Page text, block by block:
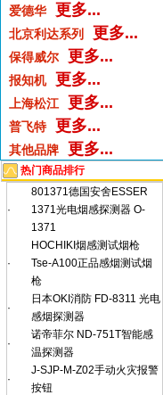
爱德华 更多...
北京利达系列 更多...
保得威尔 更多...
报知机 更多...
上海松江 更多...
普飞特 更多...
其他品牌 更多...
热门商品排行
·
801371德国安舍ESSER
1371光电烟感探测器 O-
1371
·
HOCHIKI烟感测试烟枪
Tse-A100正品感烟测试烟
枪
·
日本OKI消防 FD-8311 光电
感烟探测器
·
诺帝菲尔 ND-751T智能感
温探测器
·
J-SJP-M-Z02手动火灾报警
按钮